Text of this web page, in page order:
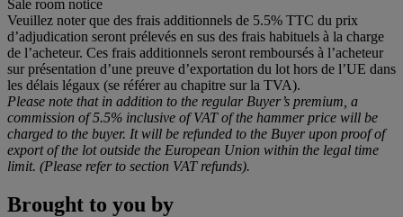
Sale room notice
Veuillez noter que des frais additionnels de 5.5% TTC du prix
d’adjudication seront prélevés en sus des frais habituels à la charge
de l’acheteur. Ces frais additionnels seront remboursés à l’acheteur
sur présentation d’une preuve d’exportation du lot hors de l’UE dans
les délais légaux (se référer au chapitre sur la TVA).
Please note that in addition to the regular Buyer’s premium, a
commission of 5.5% inclusive of VAT of the hammer price will be
charged to the buyer. It will be refunded to the Buyer upon proof of
export of the lot outside the European Union within the legal time
limit. (Please refer to section VAT refunds).
Brought to you by